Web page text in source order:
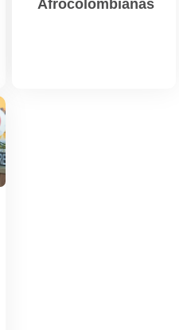
Afrocolombianas